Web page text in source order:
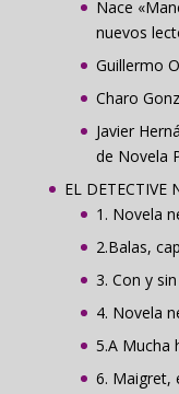
Nace
nuevos
Guillermo
Charo
Javier
de Novela
EL DETECTIVE
1. Novela
2.Balas,
3. Con y
4. Novela
5.A Mucha
6. Maigret,